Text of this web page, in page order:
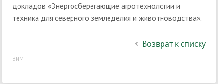
докладов «Энергосберегающие агротехнологии и
техника для северного земледелия и животноводства».
Возврат к списку
ВИМ